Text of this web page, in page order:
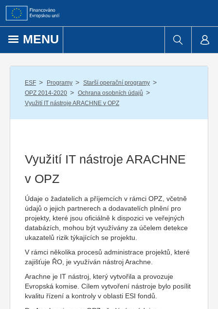
Přejít k obsahu
MENU
ESF / Programy / Starší operační programy /
OPZ 2014-2020 / Ochrana osobních údajů /
Využití IT nástroje ARACHNE v OPZ
Využití IT nástroje ARACHNE
v OPZ
Údaje o žadatelích a příjemcích v rámci OPZ, včetně
údajů o jejich partnerech a dodavatelích plnění pro
projekty, které jsou oficiálně k dispozici ve veřejných
databázích, mohou být využívány za účelem detekce
ukazatelů rizik týkajících se projektu.
V rámci několika procesů administrace projektů, které
zajišťuje ŘO, je využíván nástroj Arachne.
Arachne je IT nástroj, který vytvořila a provozuje
Evropská komise. Cílem vytvoření nástroje bylo posílit
kvalitu řízení a kontroly v oblasti ESI fondů.